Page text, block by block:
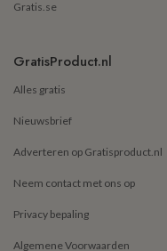
Gratis.se
GratisProduct.nl
Alles gratis
Nieuwsbrief
Adverteren op Gratisproduct.nl
Neem contact met ons op
Privacy bepaling
Algemene Voorwaarden